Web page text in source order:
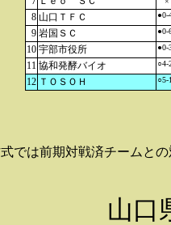
8 山口ＴＦＣ ●0-
9 岩国ＳＣ ●0-
10 宇部市役所 ●0-
11 協和発酵バイオ ○4-
12 ＴＯＳＯＨ ○5-
では前期対戦済チームと
山口